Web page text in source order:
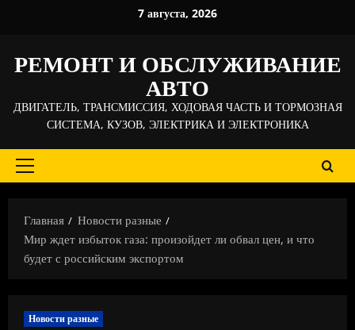
7 августа, 2026
РЕМОНТ И ОБСЛУЖИВАНИЕ
АВТО
ДВИГАТЕЛЬ, ТРАНСМИССИЯ, ХОДОВАЯ ЧАСТЬ И ТОРМОЗНАЯ
СИСТЕМА, КУЗОВ, ЭЛЕКТРИКА И ЭЛЕКТРОНИКА
Основное
Главная
Новости разные
Мир ждет избыток газа: произойдет ли обвал цен, и что
будет с российским экспортом
Новости разные